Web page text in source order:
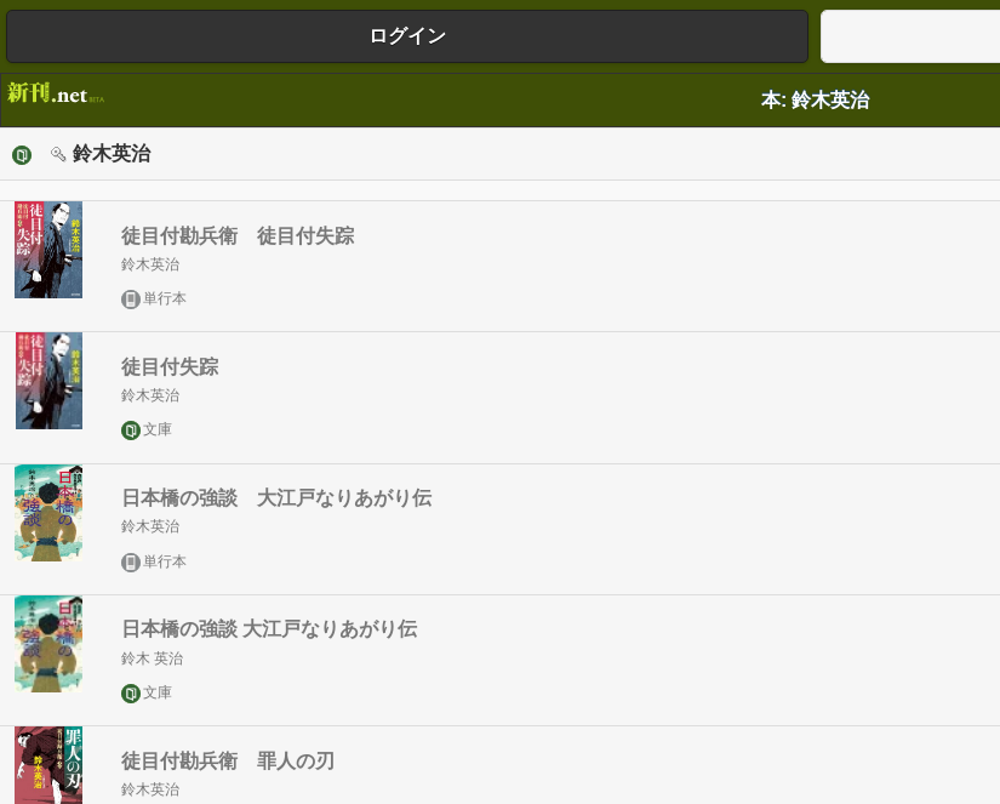
ログイン
本: 鈴木英治
鈴木英治
徒目付勘兵衛 徒目付失踪
鈴木英治
単行本
徒目付失踪
鈴木英治
文庫
日本橋の強談 大江戸なりあがり伝
鈴木英治
単行本
日本橋の強談 大江戸なりあがり伝
鈴木 英治
文庫
徒目付勘兵衛 罪人の刃
鈴木英治